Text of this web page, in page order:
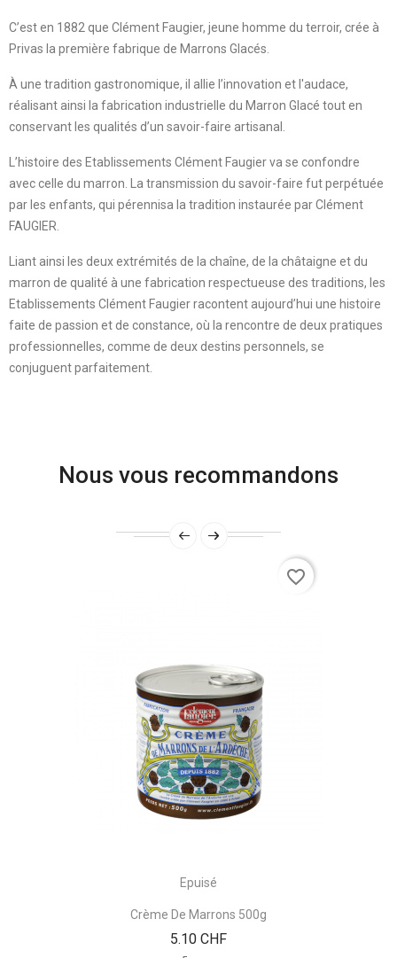
C’est en 1882 que Clément Faugier, jeune homme du terroir, crée à
Privas la première fabrique de Marrons Glacés.
À une tradition gastronomique, il allie l’innovation et l'audace,
réalisant ainsi la fabrication industrielle du Marron Glacé tout en
conservant les qualités d’un savoir-faire artisanal.
L’histoire des Etablissements Clément Faugier va se confondre
avec celle du marron. La transmission du savoir-faire fut perpétuée
par les enfants, qui pérennisa la tradition instaurée par Clément
FAUGIER.
Liant ainsi les deux extrémités de la chaîne, de la châtaigne et du
marron de qualité à une fabrication respectueuse des traditions, les
Etablissements Clément Faugier racontent aujourd’hui une histoire
faite de passion et de constance, où la rencontre de deux pratiques
professionnelles, comme de deux destins personnels, se
conjuguent parfaitement
Nous vous recommandons
Epuisé
Crème De Marrons 500g
5.10 CHFPrix
favorite_border